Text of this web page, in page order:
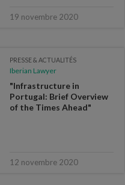
19 novembre 2020
PRESSE & ACTUALITÉS
Iberian Lawyer
"Infrastructure in
Portugal: Brief Overview
of the Times Ahead"
12 novembre 2020